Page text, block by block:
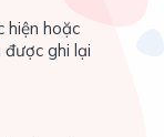
hiện hoặc
ghi lại